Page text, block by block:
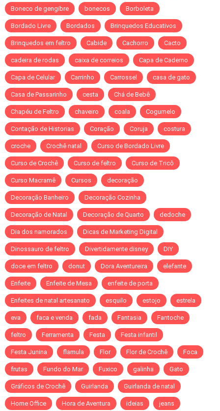
Boneco de gengibre bonecos Borboleta
Bordado Livre Bordados Brinquedos Educativos
Brinquedos em feltro Cabide Cachorro Cacto
cadeira de rodas caixa de correios Capa de Caderno
Capa de Celular Carrinho Carrossel casa de gato
Casa de Passarinho cesta Chá de Bebê
Chapéu de Feltro chaveiro coala Cogumelo
Contação de Historias Coração Coruja costura
croche Crochê natal Curso de Bordado Livre
Curso de Crochê Curso de feltro Curso de Tricô
Curso Macramê Cursos decoração
Decoração Banheiro Decoração Cozinha
Decoração de Natal Decoração de Quarto dedoche
Dia dos namorados Dicas de Marketing Digital
Dinossauro de feltro Divertidamente disney DIY
doce em feltro donut Dora Aventureira elefante
Enfeite Enfeite de Mesa enfeite de porta
Enfeites de natal artesanato esquilo estojo estrela
eva faca e venda fada Fantasia Fantoche
feltro Ferramenta Festa Festa infantil
Festa Junina flamula Flor Flor de Crochê Foca
frutas Fundo do Mar Fuxico galinha Gato
Gráficos de Crochê Guirlanda Guirlanda de natal
Home Office Hora de Aventura ideias jeans